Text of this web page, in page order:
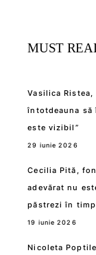
MUST
Vasilica
întotdeauna să
este vizibil”
29 iunie 2026
Cecilia Pită,
adevărat nu
păstrezi în
19 iunie 2026
Nicoleta